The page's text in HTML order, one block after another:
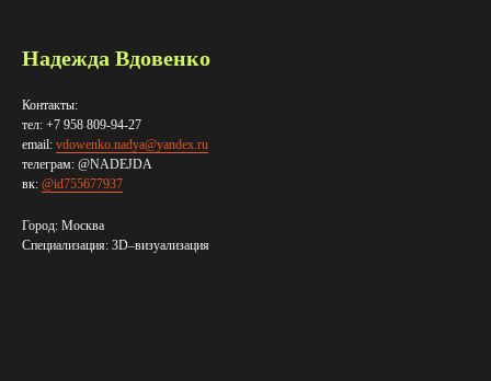
Надежда Вдовенко
Контакты:
тел: +7 958 809-94-27
email: vdowenko.nadya@yandex.ru
телеграм: @NADEJDA
вк: @id755677937
Город: Москва
Специализация: 3D–визуализация